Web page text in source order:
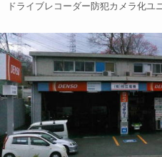
ドライブレコーダー防犯カメラ化ユ